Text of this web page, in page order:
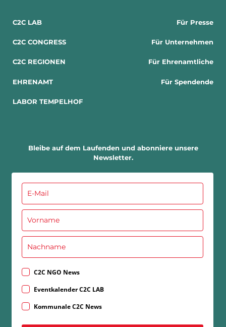
C2C LAB
C2C CONGRESS
C2C REGIONEN
EHRENAMT
LABOR TEMPELHOF
Für Presse
Für Unternehmen
Für Ehrenamtliche
Für Spendende
Bleibe auf dem Laufenden und abonniere unsere
Newsletter.
C2C NGO News
Eventkalender C2C LAB
Kommunale C2C News